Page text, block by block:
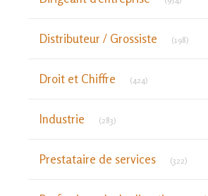
Distributeur / Grossiste (198)
Droit et Chiffre (424)
Industrie (283)
Prestataire de services (322)